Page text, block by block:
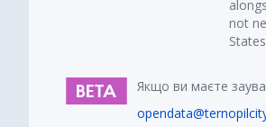
not
Якщо ви маєте